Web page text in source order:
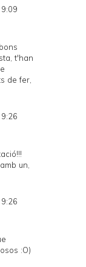
t'han
de fer,
un,
:O)